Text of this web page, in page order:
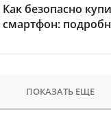
Как безопасно
смартфон:
ПОКАЗАТЬ ЕЩЕ